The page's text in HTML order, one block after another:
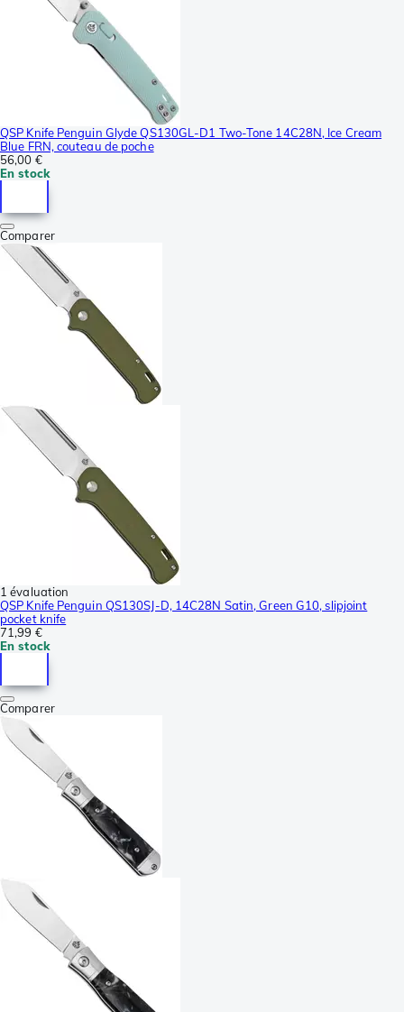
QSP Knife Penguin Glyde QS130GL-D1 Two-Tone 14C28N, Ice Cream
Blue FRN, couteau de poche
56,00 €
En stock
Comparer
1 évaluation
QSP Knife Penguin QS130SJ-D, 14C28N Satin, Green G10, slipjoint
pocket knife
71,99 €
En stock
Comparer